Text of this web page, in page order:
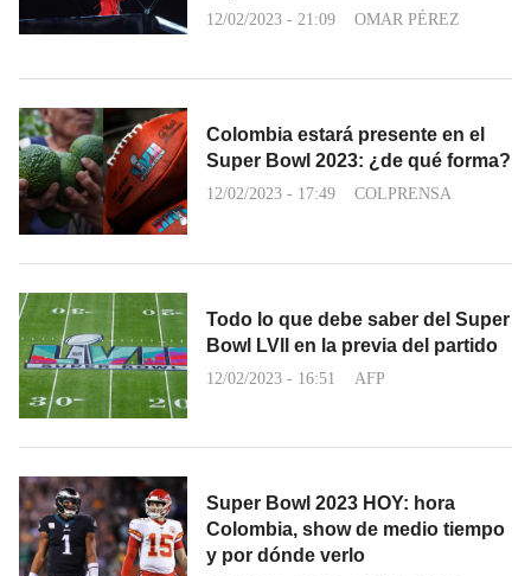
12/02/2023 - 21:09 OMAR PÉREZ
Colombia estará presente en el
Super Bowl 2023: ¿de qué forma?
12/02/2023 - 17:49 COLPRENSA
Todo lo que debe saber del Super
Bowl LVll en la previa del partido
12/02/2023 - 16:51 AFP
Super Bowl 2023 HOY: hora
Colombia, show de medio tiempo
y por dónde verlo